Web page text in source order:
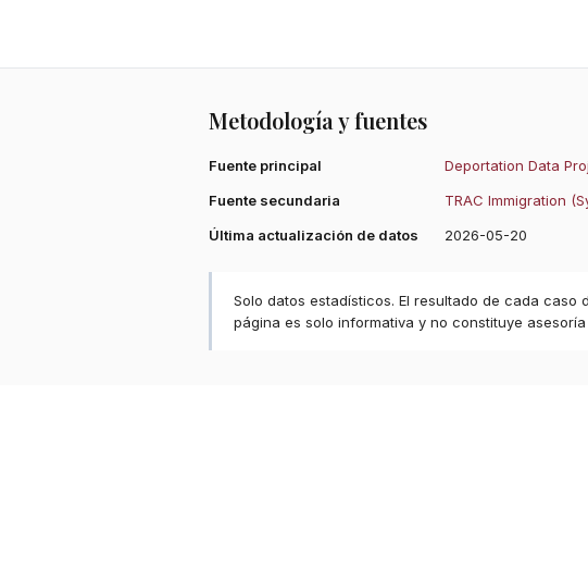
Metodología y fuentes
Fuente principal Deportation Data
Fuente secundaria
TRAC Immigration
Última actualización de datos
2026-05-20
Solo datos estadísticos. El resultado de cada
página es solo informativa y no constituye